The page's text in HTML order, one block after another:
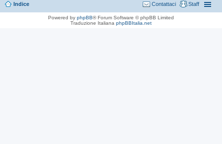
Indice Staff
Contattaci
Powered by phpBB® Forum Software © phpBB Limited
Traduzione Italiana phpBBItalia.net